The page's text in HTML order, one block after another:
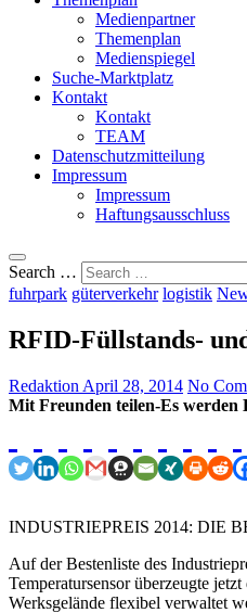
Medienpartner
Themenplan
Medienspiegel
Suche-Marktplatz
Kontakt
Kontakt
TEAM
Datenschutzmitteilung
Impressum
Impressum
Haftungsausschluss
Search …
fuhrpark güterverkehr logistik
RFID-Füllstands-
Redaktion April 28, 2014 No
Mit Freunden teilen-Es werden
INDUSTRIEPREIS 2014: DIE
Auf der Bestenliste des
Temperatursensor überzeugte
Werksgelände flexibel verwaltet